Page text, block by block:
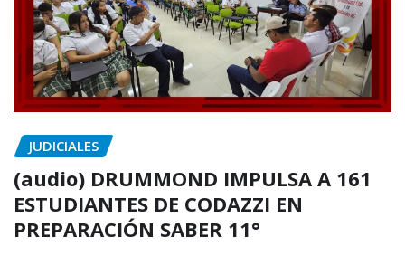
JUDICIALES
(audio) DRUMMOND IMPULSA A 161
ESTUDIANTES DE CODAZZI EN
PREPARACIÓN SABER 11°